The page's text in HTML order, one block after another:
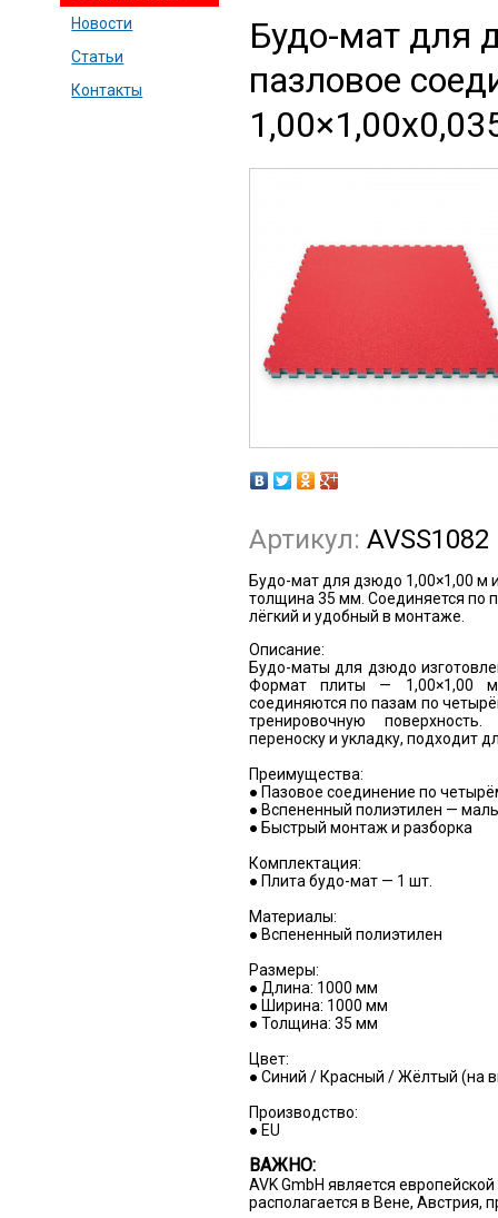
Новости
Статьи
Контакты
Будо-мат для
пазловое
Артикул: AVSS1082
Будо-мат для дзюдо 1,00×1,00 м
толщина 35 мм. Соединяется по
лёгкий и удобный в монтаже.
Описание:
Будо-маты для дзюдо
Формат плиты — 1,00×1,00
соединяются по пазам по
тренировочную
переноску и укладку, подходит
Преимущества:
● Пазовое соединение по
● Вспененный полиэтилен —
● Быстрый монтаж и разборка
Комплектация:
● Плита будо-мат — 1 шт.
Материалы:
● Вспененный полиэтилен
Размеры:
● Длина: 1000 мм
● Ширина: 1000 мм
● Толщина: 35 мм
Цвет:
● Синий / Красный / Жёлтый (на
Производство:
● EU
ВАЖНО:
AVK GmbH является
располагается в Вене, Австрия,